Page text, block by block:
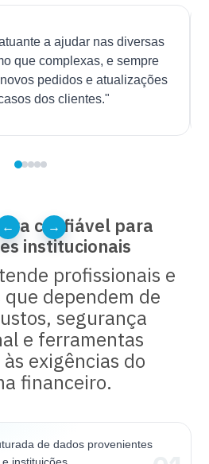
← →
a ajudar nas diversas
que complexas, e sempre
pedidos e atualizações
dos clientes."
confiável para
institucionais
profissionais e
dependem de
segurança
e ferramentas
exigências do
financeiro.
de dados provenientes